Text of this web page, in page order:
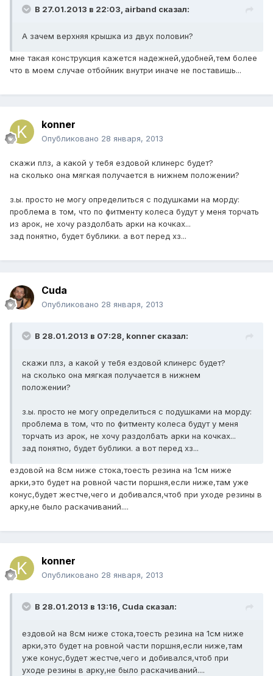
В 27.01.2013 в 22:03, airband сказал:
А зачем верхняя крышка из двух половин?
мне такая конструкция кажется надежней,удобней,тем более
что в моем случае отбойник внутри иначе не поставишь...
konner
Опубликовано 28 января, 2013
скажи плз, а какой у тебя ездовой клинерс будет?
на сколько она мягкая получается в нижнем положении?
з.ы. просто не могу определиться с подушками на морду:
проблема в том, что по фитменту колеса будут у меня торчать
из арок, не хочу раздолбать арки на кочках...
зад понятно, будет бублики. а вот перед хз...
Cuda
Опубликовано 28 января, 2013
В 28.01.2013 в 07:28, konner сказал:
скажи плз, а какой у тебя ездовой клинерс будет?
на сколько она мягкая получается в нижнем
положении?
з.ы. просто не могу определиться с подушками на морду:
проблема в том, что по фитменту колеса будут у меня
торчать из арок, не хочу раздолбать арки на кочках...
зад понятно, будет бублики. а вот перед хз...
ездовой на 8см ниже стока,тоесть резина на 1см ниже
арки,это будет на ровной части поршня,если ниже,там уже
конус,будет жестче,чего и добивался,чтоб при уходе резины в
арку,не было раскачиваний....
konner
Опубликовано 28 января, 2013
В 28.01.2013 в 13:16, Cuda сказал:
ездовой на 8см ниже стока,тоесть резина на 1см ниже
арки,это будет на ровной части поршня,если ниже,там
уже конус,будет жестче,чего и добивался,чтоб при
уходе резины в арку,не было раскачиваний....